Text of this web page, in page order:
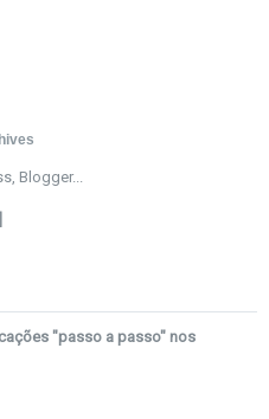
"passo a passo" nos